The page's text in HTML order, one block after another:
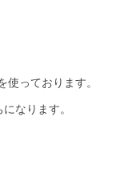
っております。
なります。